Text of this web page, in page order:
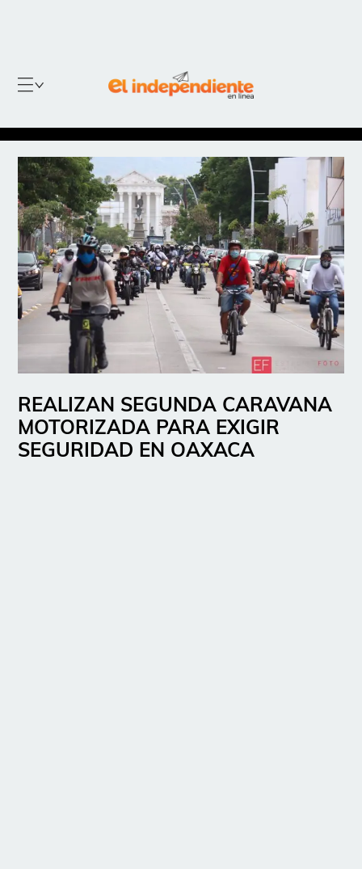
REALIZAN SEGUNDA CARAVANA
MOTORIZADA PARA EXIGIR
SEGURIDAD EN OAXACA